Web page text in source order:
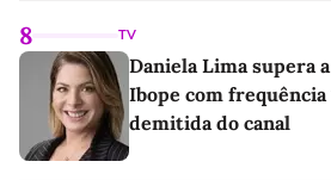
8 TV
Daniela Lima supera
Ibope com frequência
demitida do canal